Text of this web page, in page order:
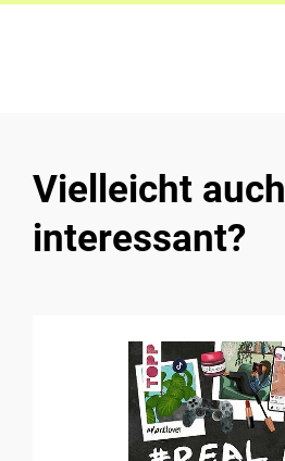
Vielleicht auch
interessant?